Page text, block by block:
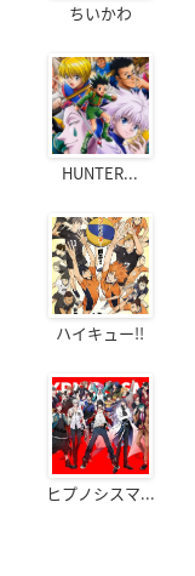
ちいかわ
HUNTER...
ハイキュー!!
ヒプノシスマ...